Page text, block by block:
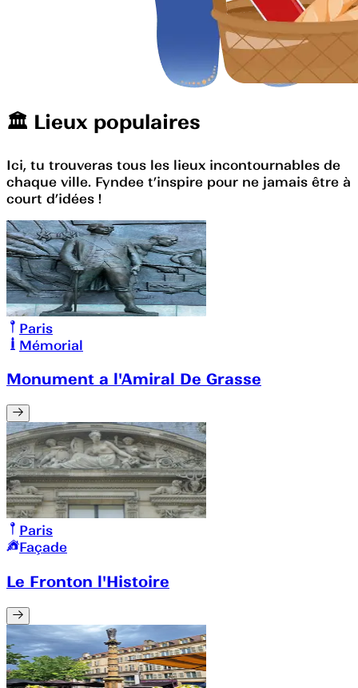
🏛️️ Lieux populaires
Ici, tu trouveras tous les lieux incontournables de
chaque ville. Fyndee t’inspire pour ne jamais être à
court d’idées !
Paris
Mémorial
Monument a l'Amiral De Grasse
Paris
Façade
Le Fronton l'Histoire